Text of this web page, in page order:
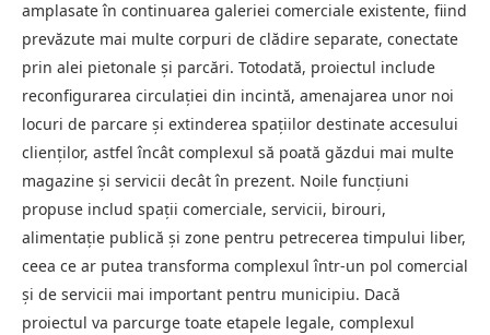
amplasate în continuarea galeriei comerciale existente, fiind
prevăzute mai multe corpuri de clădire separate, conectate
prin alei pietonale și parcări. Totodată, proiectul include
reconfigurarea circulației din incintă, amenajarea unor noi
locuri de parcare și extinderea spațiilor destinate accesului
clienților, astfel încât complexul să poată găzdui mai multe
magazine și servicii decât în prezent. Noile funcțiuni
propuse includ spații comerciale, servicii, birouri,
alimentație publică și zone pentru petrecerea timpului liber,
ceea ce ar putea transforma complexul într-un pol comercial
și de servicii mai important pentru municipiu. Dacă
proiectul va parcurge toate etapele legale, complexul